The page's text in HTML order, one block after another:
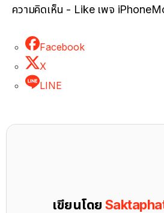
ความคิดเห็น - Like เพจ
Facebook
X
LINE
เขียนโดย